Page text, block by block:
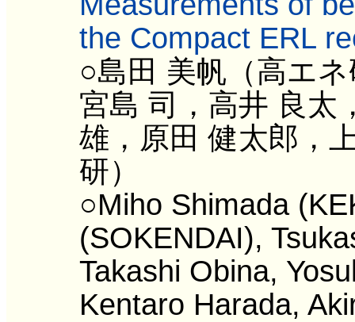
the Compact ERL
○島田 美帆（高エ
宮島 司，高井 良太
雄，原田 健太郎，
研）
○Miho Shimada
(SOKENDAI),
Takashi Obina,
Kentaro Harada,